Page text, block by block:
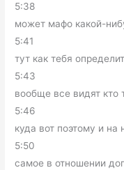
5:38
может мафо какой-
5:41
тут как тебя
5:43
вообще все видят кто
5:46
куда вот поэтому и на
5:50
самое в отношении